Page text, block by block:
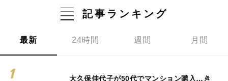
記事ランキング
最新 24時間 週間 月間
大久保佳代子が50代でマンション購入…き